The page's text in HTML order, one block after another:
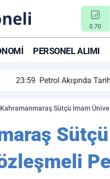
0.70
PERSONEL ALIMI
Petrol Akışında Tarihi
Kahramanmaraş Sütçü İmam